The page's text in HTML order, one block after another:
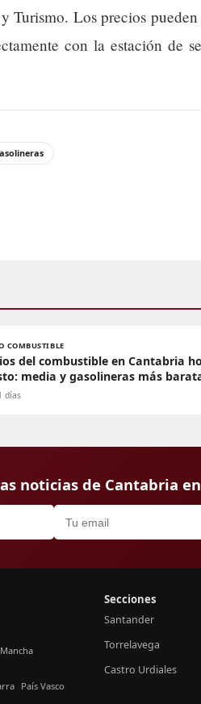
Turismo. Los precios
con la estación de
COMBUSTIBLE
del combustible en Cantabria
media y gasolineras más
días
noticias de Cantabria
País Vasco
Secciones
Santander
Torrelavega
Castro Urdiales